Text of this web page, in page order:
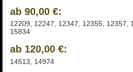
ab 90,00 €:
12209, 12247, 12347, 12355, 12357,
15834
ab 120,00 €:
14513, 14974